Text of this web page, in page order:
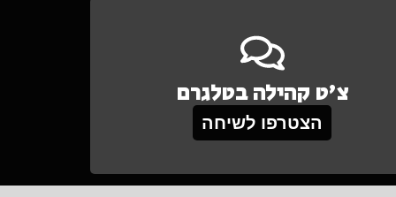
צ'ט קהילה בטלגרם
הצטרפו לשיחה